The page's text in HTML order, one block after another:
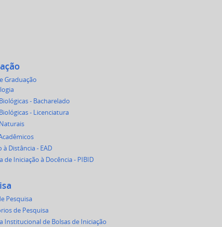
Graduação
- Bacharelado
- Licenciatura
à Distância - EAD
de Iniciação à Docência - PIBID
Pesquisa
de Pesquisa
Institucional de Bolsas de Iniciação